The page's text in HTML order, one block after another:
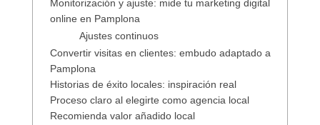
Monitorización y ajuste: mide tu marketing digital
online en Pamplona
Ajustes continuos
Convertir visitas en clientes: embudo adaptado a
Pamplona
Historias de éxito locales: inspiración real
Proceso claro al elegirte como agencia local
Recomienda valor añadido local